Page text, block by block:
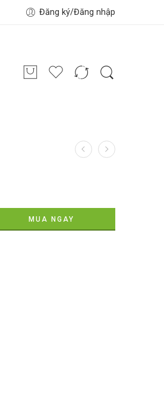
Đăng ký/Đăng nhập
MUA NGAY